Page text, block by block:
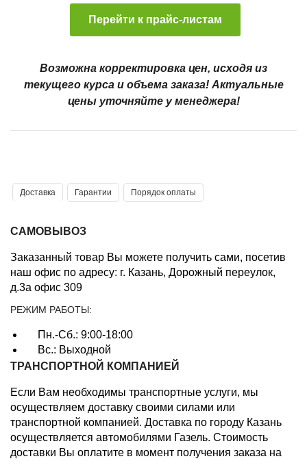
Перейти к прайс-листам
Возможна корректировка цен, исходя из
текущего курса и объема заказа! Актуальные
цены уточняйте у менеджера!
Доставка Гарантии Порядок оплаты
САМОВЫВОЗ
Заказанный товар Вы можете получить сами, посетив
наш офис по адресу: г. Казань, Дорожный переулок,
д.3а офис 309
РЕЖИМ РАБОТЫ:
Пн.-Сб.: 9:00-18:00
Вс.: Выходной
ТРАНСПОРТНОЙ КОМПАНИЕЙ
Если Вам необходимы транспортные услуги, мы
осуществляем доставку своими силами или
транспортной компанией. Доставка по городу Казань
осуществляется автомобилями Газель. Стоимость
доставки Вы оплатите в момент получения заказа на